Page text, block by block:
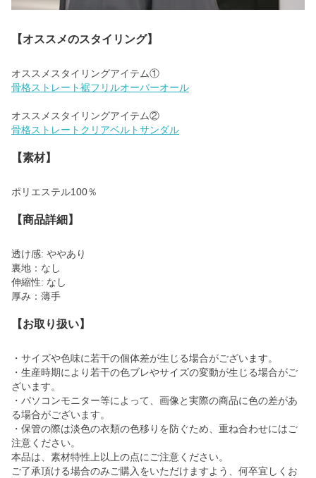
【オススメのスタイリング】
骨格ストレート裾フリルオーバーオール
骨格ストレートクリアベルトサンダル
【素材】
ポリエステル100％
【商品詳細】
透け感: ややあり
裏地：なし
伸縮性: なし
厚み：薄手
【お取り扱い】
・サイズや色味に若干の個体差が生じる場合がございます。
・生産時期により若干の色ブレやサイズの変動が生じる場合がご
ざいます。
・パソコンモニター等によって、画像と実際の商品に色の差があ
る場合がございます。
・保管の際は淡色の衣類の色移りを防ぐため、重ね合わせにはご
注意ください。
本品は、素材特性上以上の点にご注意ください。
ご了承頂ける場合のみご購入をいただけますよう、何卒宜しくお